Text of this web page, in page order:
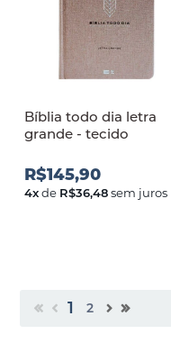
Bíblia todo dia letra
grande - tecido
R$145,90
4xde R$36,48sem juros
1 2